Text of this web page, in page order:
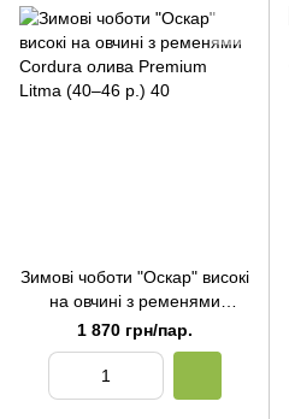
Зимові чоботи "Оскар" високі
на овчині з ременями
Cordura олива Premium
Litma (40–46 р.) 40
1 870 грн/пар.